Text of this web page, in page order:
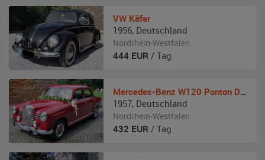
VW Käfer
1956, Deutschland
Nordrhein-Westfalen
444 EUR / Tag
Mercedes-Benz W120 Ponton Diesel
1957, Deutschland
Nordrhein-Westfalen
432 EUR / Tag